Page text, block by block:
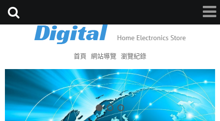
首頁 網站導覽 瀏覽紀錄